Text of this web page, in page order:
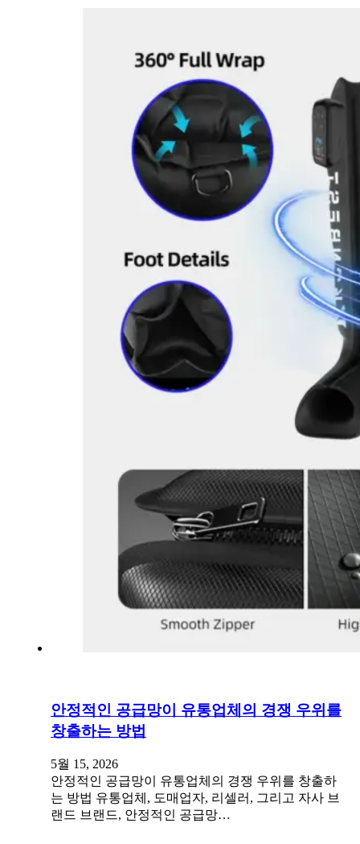
안정적인 공급망이 유통업체의 경쟁 우위를
창출하는 방법
5월 15, 2026
안정적인 공급망이 유통업체의 경쟁 우위를 창출하
는 방법 유통업체, 도매업자, 리셀러, 그리고 자사 브
랜드 브랜드, 안정적인 공급망…